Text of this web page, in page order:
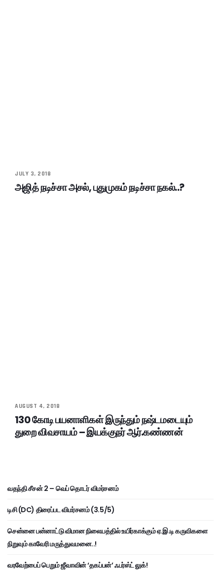
JULY 3, 2018
அஜித் நடிச்சா அசல், புதுமுகம் நடிச்சா நகல்..?
AUGUST 4, 2018
130 கோடி பயனாளிகள் இருந்தும் நஷ்டமடையும்
துறை விவசாயம் – இயக்குநர் ஆர்.கண்ணன்
வதந்தி சீசன் 2 – வெப் தொடர் விமர்சனம்
டிசி (DC) திரைப்பட விமர்சனம் (3.5/5)
சென்னை பன்னாட்டு விமான நிலையத்தில் உயிர்காக்கும் ஏ.இ.டி கருவிகளை
நிறுவும் காவேரி மருத்துவமனை..!
வரவேற்பைப் பெறும் ஜீவாவின் ‘தகப்பன்’ ஃபர்ஸ்ட் லுக்!